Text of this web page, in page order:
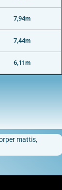
7,94m
7,44m
6,11m
mattis,